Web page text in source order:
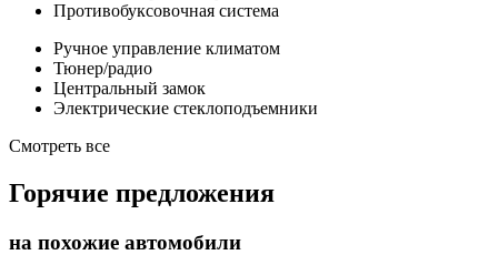
Противобуксовочная система
Ручное управление климатом
Тюнер/радио
Центральный замок
Электрические стеклоподъемники
Смотреть все
Горячие предложения
на похожие автомобили